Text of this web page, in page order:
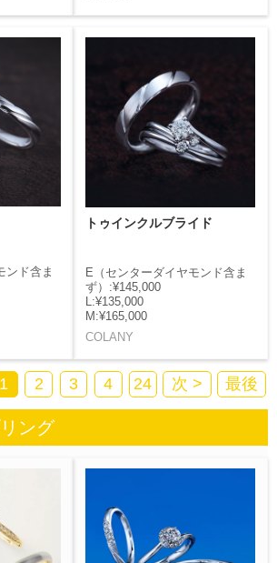
ンド含ま
トゥインクルブライド
E（センターダイヤモンド含ま
ず）:¥145,000
L:¥135,000
M:¥165,000
COLANY
1 2 3 4 24 次 > 最後
ング